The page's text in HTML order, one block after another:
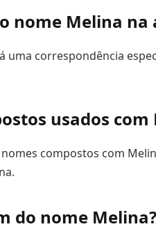
nome Melina na
uma correspondência
usados com
compostos com
do nome Melina?